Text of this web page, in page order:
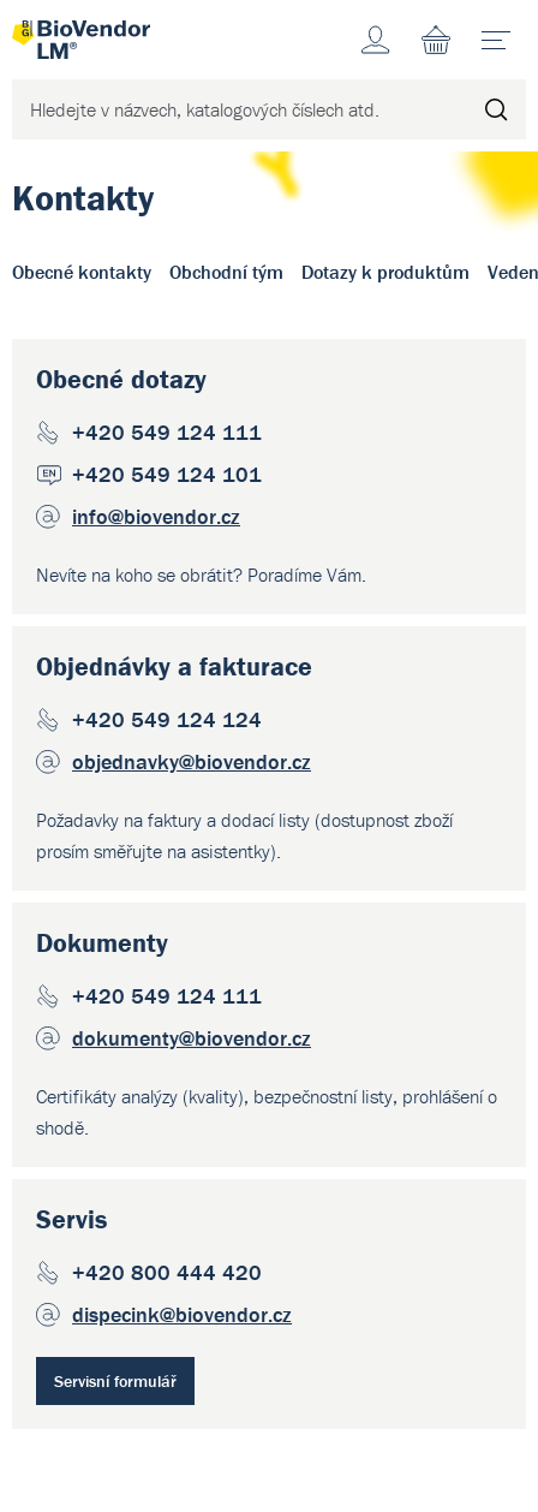
Účet
Kontakty
Obecné kontakty Obchodní tým Dotazy k produktům
Obecné dotazy
+420 549 124 111
+420 549 124 101
info@biovendor.cz
Nevíte na koho se obrátit? Poradíme Vám.
Objednávky a fakturace
+420 549 124 124
objednavky@biovendor.cz
Požadavky na faktury a dodací listy (dostupnost zboží
prosím směřujte na asistentky).
Dokumenty
+420 549 124 111
dokumenty@biovendor.cz
Certifikáty analýzy (kvality), bezpečnostní listy, prohlášení o
shodě.
Servis
+420 800 444 420
dispecink@biovendor.cz
Servisní formulář